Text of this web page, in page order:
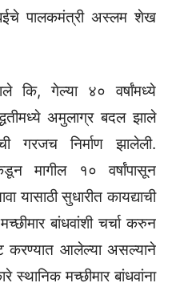
पालकमंत्री अस्लम शेख
कि, गेल्या ४० वर्षांमध्ये
अमुलाग्र बदल झाले
गरजच निर्माण झालेली.
मागील १० वर्षांपासून
यासाठी सुधारीत कायद्याची
बांधवांशी चर्चा करुन
करण्यात आलेल्या असल्याने
स्थानिक मच्छीमार बांधवांना